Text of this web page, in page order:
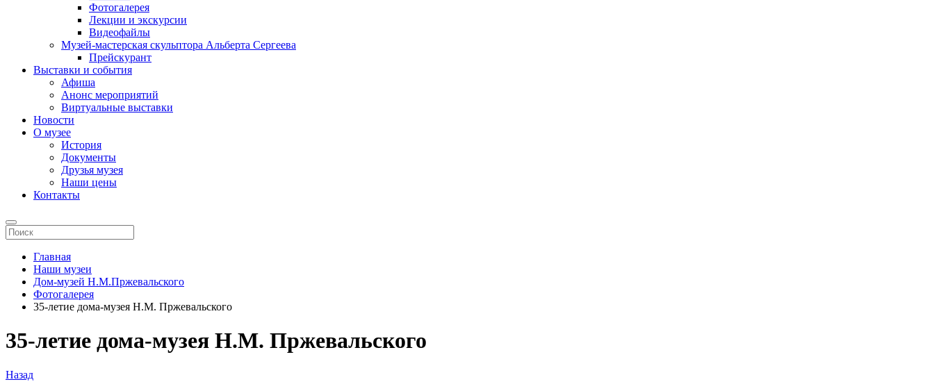
Фотогалерея
Лекции и экскурсии
Видеофайлы
Музей-мастерская скульптора Альберта Сергеева
Прейскурант
Выставки и события
Афиша
Анонс мероприятий
Виртуальные выставки
Новости
О музее
История
Документы
Друзья музея
Наши цены
Контакты
Главная
Наши музеи
Дом-музей Н.М.Пржевальского
Фотогалерея
35-летие дома-музея Н.М. Пржевальского
35-летие дома-музея Н.М. Пржевальского
Назад